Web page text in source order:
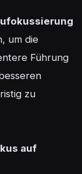
um die
Führung
zu
auf